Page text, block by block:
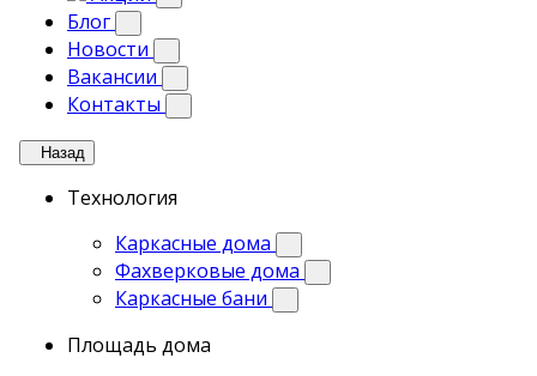
Блог
Новости
Вакансии
Контакты
Назад
Технология
Каркасные дома
Фахверковые дома
Каркасные бани
Площадь дома